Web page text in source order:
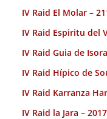
IV Raid El Molar –
IV Raid Espiritu del
IV Raid Guia de
IV Raid Hípico de
IV Raid Karranza
IV Raid la Jara – 2017